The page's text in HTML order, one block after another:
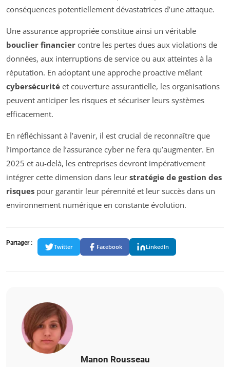
conséquences potentiellement dévastatrices d’une attaque.
Une assurance appropriée constitue ainsi un véritable
bouclier financier contre les pertes dues aux violations de
données, aux interruptions de service ou aux atteintes à la
réputation. En adoptant une approche proactive mêlant
cybersécurité et couverture assurantielle, les organisations
peuvent anticiper les risques et sécuriser leurs systèmes
efficacement.
En réfléchissant à l’avenir, il est crucial de reconnaître que
l’importance de l’assurance cyber ne fera qu’augmenter. En
2025 et au-delà, les entreprises devront impérativement
intégrer cette dimension dans leur stratégie de gestion des
risques pour garantir leur pérennité et leur succès dans un
environnement numérique en constante évolution.
Partager :
Twitter Facebook LinkedIn
Manon Rousseau